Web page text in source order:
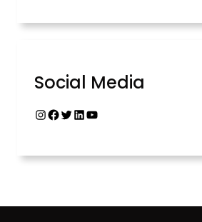
Social Media